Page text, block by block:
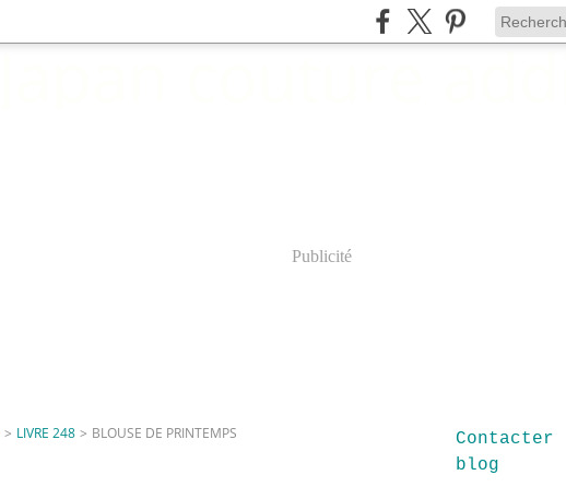
Publicité
> LIVRE 248 > BLOUSE DE PRINTEMPS
blog